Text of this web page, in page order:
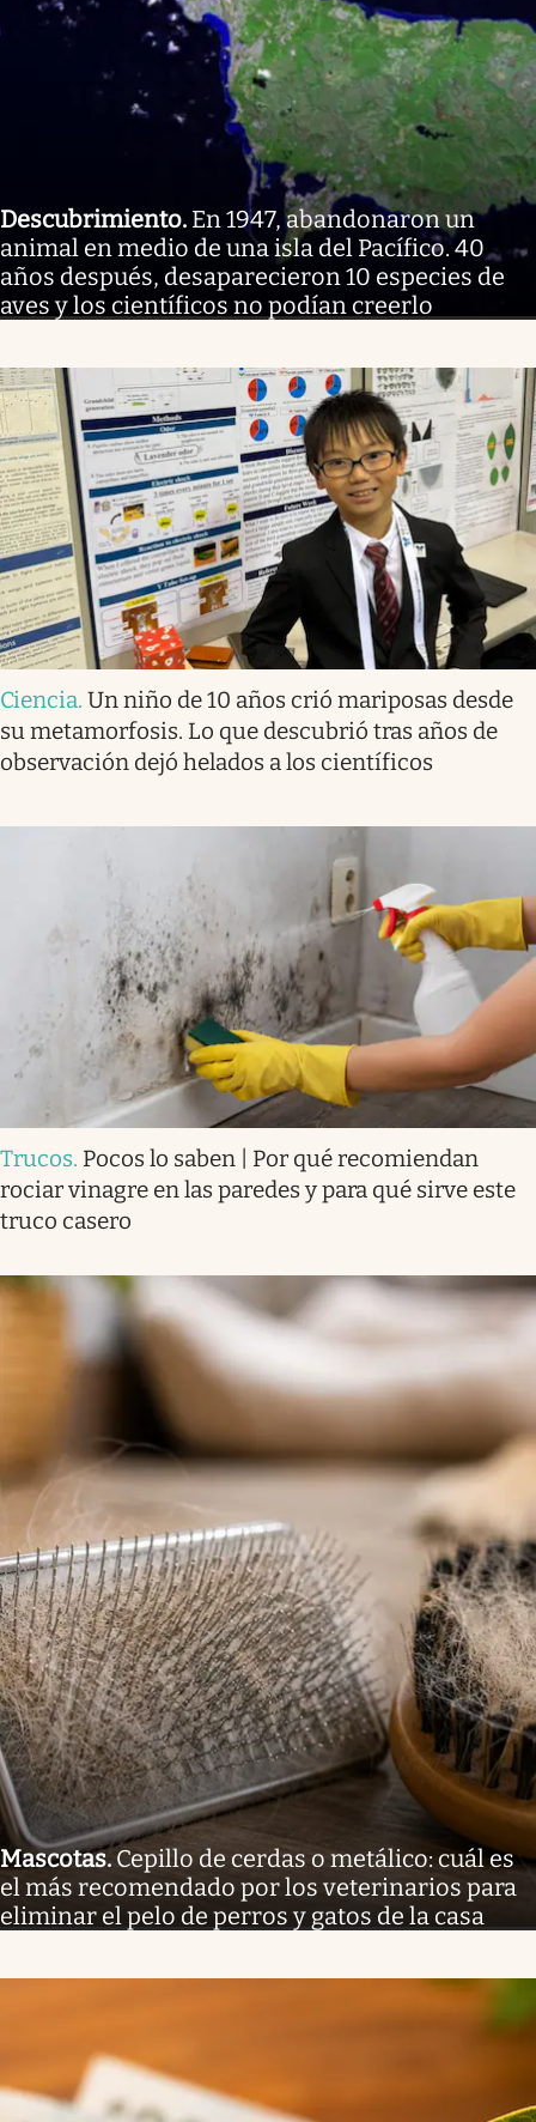
Descubrimiento. En 1947, abandonaron un
animal en medio de una isla del Pacífico. 40
años después, desaparecieron 10 especies de
aves y los científicos no podían creerlo
Ciencia. Un niño de 10 años crió mariposas desde
su metamorfosis. Lo que descubrió tras años de
observación dejó helados a los científicos
Trucos. Pocos lo saben | Por qué recomiendan
rociar vinagre en las paredes y para qué sirve este
truco casero
Mascotas. Cepillo de cerdas o metálico: cuál es
el más recomendado por los veterinarios para
eliminar el pelo de perros y gatos de la casa